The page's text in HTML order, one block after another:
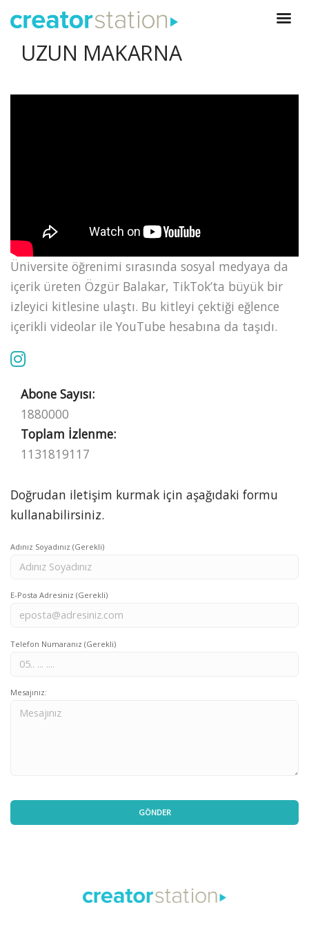
UZUN MAKARNA
Üniversite öğrenimi sırasında sosyal medyaya da
içerik üreten Özgür Balakar, TikTok’ta büyük bir
izleyici kitlesine ulaştı. Bu kitleyi çektiği eğlence
içerikli videolar ile YouTube hesabına da taşıdı.
Abone Sayısı:
1880000
Toplam İzlenme:
1131819117
Doğrudan iletişim kurmak için aşağıdaki formu
kullanabilirsiniz.
Adınız Soyadınız (Gerekli)
E-Posta Adresiniz (Gerekli)
Telefon Numaranız (Gerekli)
Mesajınız: